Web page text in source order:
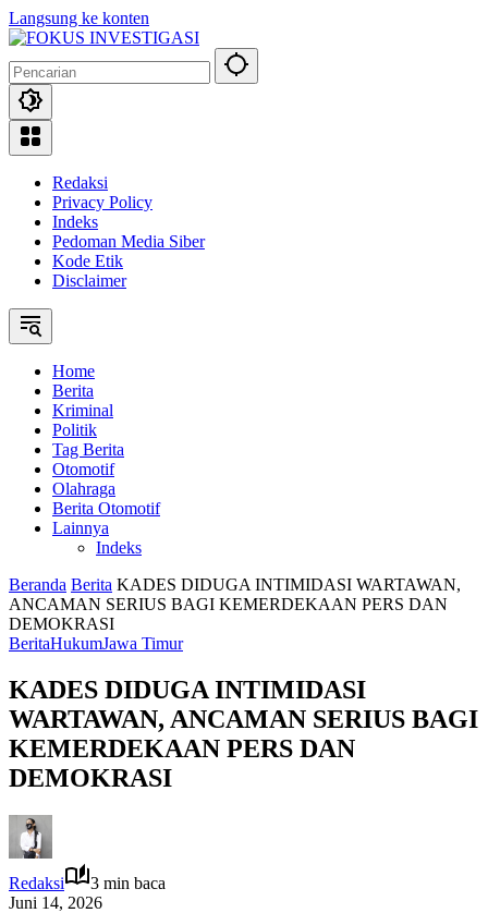
Langsung ke konten
Redaksi
Privacy Policy
Indeks
Pedoman Media Siber
Kode Etik
Disclaimer
Home
Berita
Kriminal
Politik
Tag Berita
Otomotif
Olahraga
Berita Otomotif
Lainnya
Indeks
Beranda Berita KADES DIDUGA INTIMIDASI WARTAWAN,
ANCAMAN SERIUS BAGI KEMERDEKAAN PERS DAN
DEMOKRASI
BeritaHukumJawa Timur
KADES DIDUGA INTIMIDASI
WARTAWAN, ANCAMAN SERIUS BAGI
KEMERDEKAAN PERS DAN
DEMOKRASI
Redaksi
3 min baca
Juni 14, 2026